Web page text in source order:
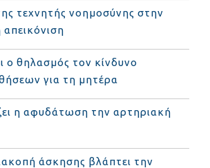
τεχνητής νοημοσύνης στην
απεικόνιση
ο θηλασμός τον κίνδυνο
για τη μητέρα
η αφυδάτωση την αρτηριακή
άσκησης βλάπτει την